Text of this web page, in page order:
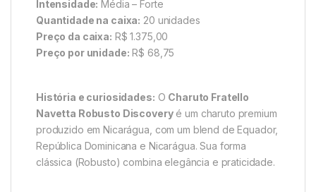
Intensidade: Média – Forte
Quantidade na caixa: 20 unidades
Preço da caixa: R$ 1.375,00
Preço por unidade: R$ 68,75
História e curiosidades: O Charuto Fratello
Navetta Robusto Discoveryé um charuto premium
produzido em Nicarágua, com um blend de Equador,
República Dominicana e Nicarágua. Sua forma
clássica (Robusto) combina elegância e praticidade.